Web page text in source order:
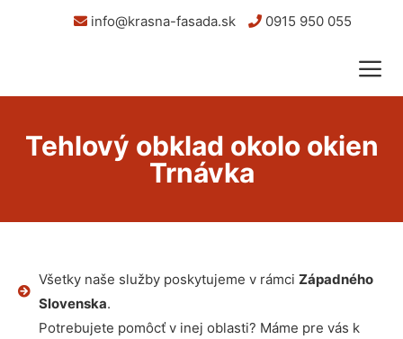
info@krasna-fasada.sk 0915 950 055
Tehlový obklad okolo okien
Trnávka
Všetky naše služby poskytujeme v rámci Západného
Slovenska.
Potrebujete pomôcť v inej oblasti? Máme pre vás k